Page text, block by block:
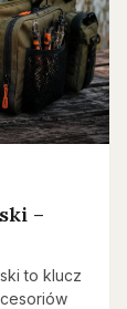
–
to klucz